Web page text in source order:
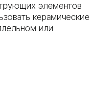
элементов
керамические
или